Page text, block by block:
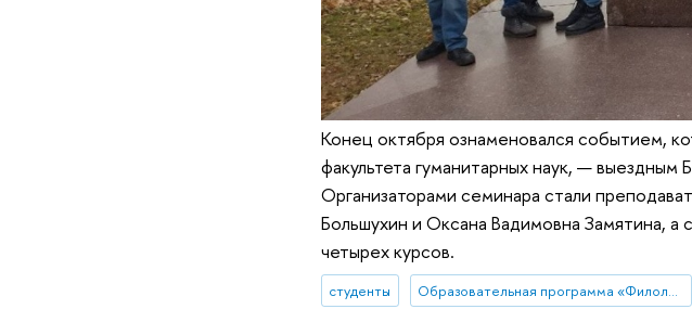
Конец октября ознаменовался событием,
факультета гуманитарных наук, —
Организаторами семинара стали
Большухин и Оксана Вадимовна Замятина, а
четырех курсов.
студенты Образовательная программа «Филология»